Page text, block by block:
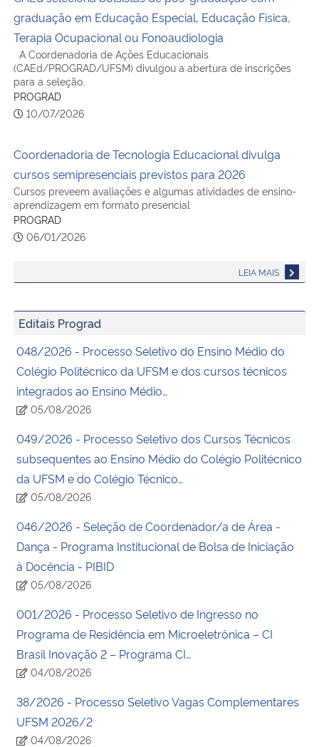
graduação em Educação Especial, Educação Física,
Terapia Ocupacional ou Fonoaudiologia
A Coordenadoria de Ações Educacionais
(CAEd/PROGRAD/UFSM) divulgou a abertura de inscrições
para a seleção…
PROGRAD
10/07/2026
Coordenadoria de Tecnologia Educacional divulga
cursos semipresenciais previstos para 2026
Cursos preveem avaliações e algumas atividades de ensino-
aprendizagem em formato presencial
PROGRAD
06/01/2026
LEIA MAIS
Editais Prograd
048/2026 - Processo Seletivo do Ensino Médio do
Colégio Politécnico da UFSM e dos cursos técnicos
integrados ao Ensino Médio…
05/08/2026
049/2026 - Processo Seletivo dos Cursos Técnicos
subsequentes ao Ensino Médio do Colégio Politécnico
da UFSM e do Colégio Técnico…
05/08/2026
046/2026 - Seleção de Coordenador/a de Área -
Dança - Programa Institucional de Bolsa de Iniciação
à Docência - PIBID
05/08/2026
001/2026 - Processo Seletivo de Ingresso no
Programa de Residência em Microeletrônica – CI
Brasil Inovação 2 – Programa CI…
04/08/2026
38/2026 - Processo Seletivo Vagas Complementares
UFSM 2026/2
04/08/2026